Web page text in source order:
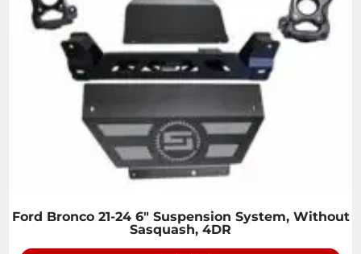
Ford Bronco 21-24 6" Suspension System, Without
Sasquash, 4DR